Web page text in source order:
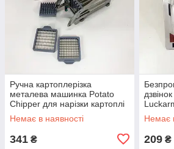
Ручна картоплерізка
металева машинка Potato
Chipper для нарізки картоплі
фрі UN12-15 MX-65
Немає в наявності
341 ₴
Колір
Немає
209 ₴